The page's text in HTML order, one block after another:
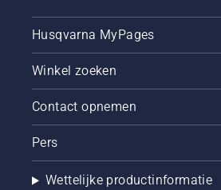
benzine voor zware
Elektrische grastrimmers →
ideaal voor kleinere tuinen
Door deze opties te
Husqvarna MyPages
Winkel zoeken
Contact opnemen
Pers
Wettelijke productinformatie